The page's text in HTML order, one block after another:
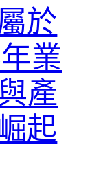
於
業
產
起